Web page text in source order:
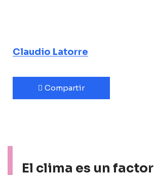
Claudio Latorre
Compartir
El clima es un factor